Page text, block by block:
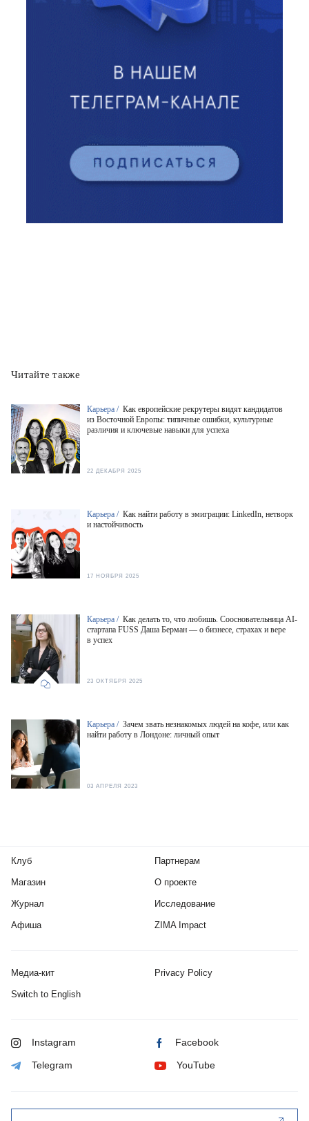
Читайте также
Карьера / Как европейские рекрутеры видят кандидатов
из Восточной Европы: типичные ошибки, культурные
различия и ключевые навыки для успеха
22 ДЕКАБРЯ 2025
Карьера / Как найти работу в эмиграции: LinkedIn, нетворк
и настойчивость
17 НОЯБРЯ 2025
Карьера / Как делать то, что любишь. Соосновательница AI-
стартапа FUSS Даша Берман — о бизнесе, страхах и вере
в успех
23 ОКТЯБРЯ 2025
Карьера / Зачем звать незнакомых людей на кофе, или как
найти работу в Лондоне: личный опыт
03 АПРЕЛЯ 2023
Клуб
Магазин
Журнал
Афиша
Партнерам
О проекте
Исследование
ZIMA Impact
Медиа-кит Privacy Policy
Switch to English
Instagram Facebook
Telegram YouTube